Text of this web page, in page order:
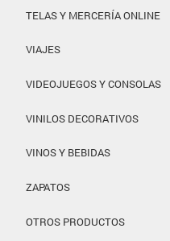
TELAS Y MERCERÍA ONLINE
VIAJES
VIDEOJUEGOS Y CONSOLAS
VINILOS DECORATIVOS
VINOS Y BEBIDAS
ZAPATOS
OTROS PRODUCTOS